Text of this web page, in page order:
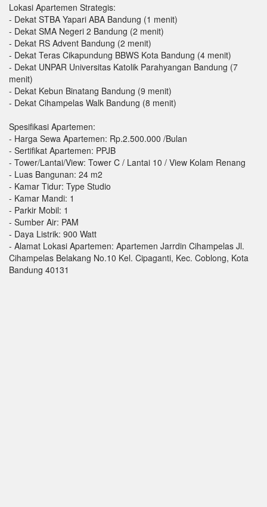
Lokasi Apartemen Strategis:
- Dekat STBA Yapari ABA Bandung (1 menit)
- Dekat SMA Negeri 2 Bandung (2 menit)
- Dekat RS Advent Bandung (2 menit)
- Dekat Teras Cikapundung BBWS Kota Bandung (4 menit)
- Dekat UNPAR Universitas Katolik Parahyangan Bandung (7
menit)
- Dekat Kebun Binatang Bandung (9 menit)
- Dekat Cihampelas Walk Bandung (8 menit)
Spesifikasi Apartemen:
- Harga Sewa Apartemen: Rp.2.500.000 /Bulan
- Sertifikat Apartemen: PPJB
- Tower/Lantai/View: Tower C / Lantai 10 / View Kolam Renang
- Luas Bangunan: 24 m2
- Kamar Tidur: Type Studio
- Kamar Mandi: 1
- Parkir Mobil: 1
- Sumber Air: PAM
- Daya Listrik: 900 Watt
- Alamat Lokasi Apartemen: Apartemen Jarrdin Cihampelas Jl.
Cihampelas Belakang No.10 Kel. Cipaganti, Kec. Coblong, Kota
Bandung 40131